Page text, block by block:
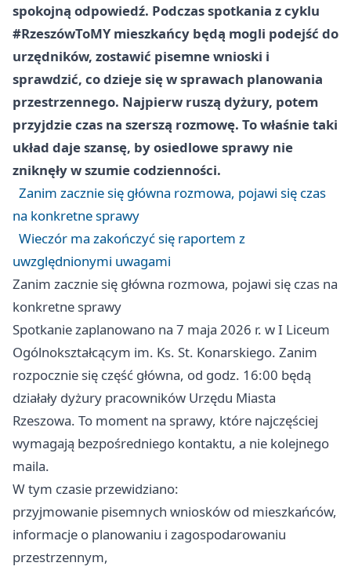
spokojną odpowiedź. Podczas spotkania z cyklu
#RzeszówToMY mieszkańcy będą mogli podejść do
urzędników, zostawić pisemne wnioski i
sprawdzić, co dzieje się w sprawach planowania
przestrzennego. Najpierw ruszą dyżury, potem
przyjdzie czas na szerszą rozmowę. To właśnie taki
układ daje szansę, by osiedlowe sprawy nie
zniknęły w szumie codzienności.
Zanim zacznie się główna rozmowa, pojawi się czas
na konkretne sprawy
Wieczór ma zakończyć się raportem z
uwzględnionymi uwagami
Zanim zacznie się główna rozmowa, pojawi się czas na
konkretne sprawy
Spotkanie zaplanowano na 7 maja 2026 r. w I Liceum
Ogólnokształcącym im. Ks. St. Konarskiego. Zanim
rozpocznie się część główna, od godz. 16:00 będą
działały dyżury pracowników Urzędu Miasta
Rzeszowa. To moment na sprawy, które najczęściej
wymagają bezpośredniego kontaktu, a nie kolejnego
maila.
W tym czasie przewidziano:
przyjmowanie pisemnych wniosków od mieszkańców,
informacje o planowaniu i zagospodarowaniu
przestrzennym,